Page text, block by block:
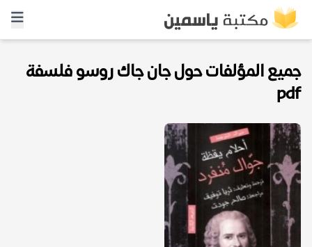
جميع المؤلفات حول جان جاك روسو فلسفة
pdf